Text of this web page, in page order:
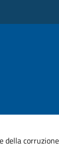
della corruzione